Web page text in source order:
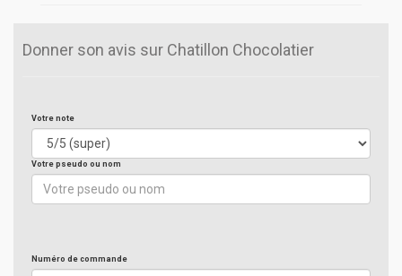
Donner son avis sur Chatillon Chocolatier
Votre note
Votre pseudo ou nom
Numéro de commande